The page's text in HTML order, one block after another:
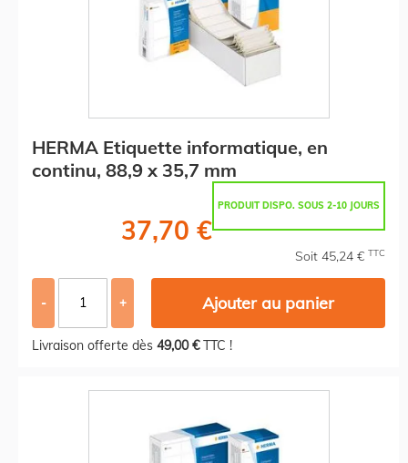
HERMA Etiquette informatique, en
continu, 88,9 x 35,7 mm
PRODUIT DISPO. SOUS 2-10 JOURS
37,70 €
Soit 45,24 € TTC
- + Ajouter au panier
Livraison offerte dès 49,00 €TTC !